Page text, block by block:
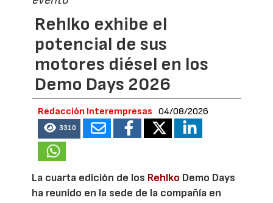
Rehlko exhibe el
potencial de sus
motores diésel en los
Demo Days 2026
Redacción Interempresas 04/08/2026
3310
La cuarta edición de los Rehlko Demo Days
ha reunido en la sede de la compañía en